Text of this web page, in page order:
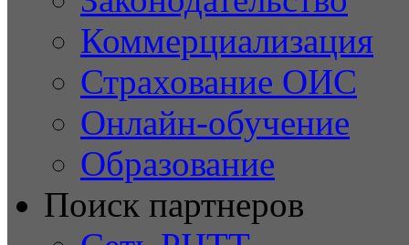
Коммерциализация
Страхование ОИС
Онлайн-обучение
Образование
Поиск партнеров